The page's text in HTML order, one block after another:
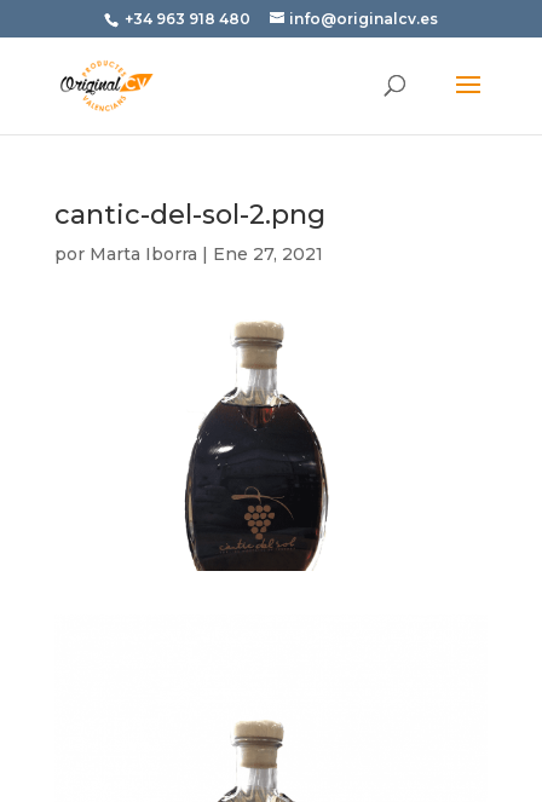
+34 963 918 480 info@originalcv.es
cantic-del-sol-2.png
por Marta Iborra | Ene 27, 2021